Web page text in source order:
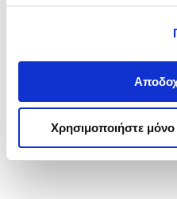
Χρησιμοποιήστε